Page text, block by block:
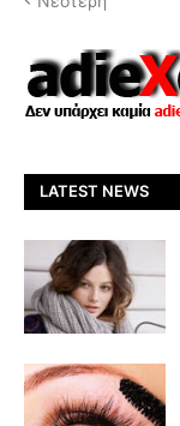
LATEST NEWS